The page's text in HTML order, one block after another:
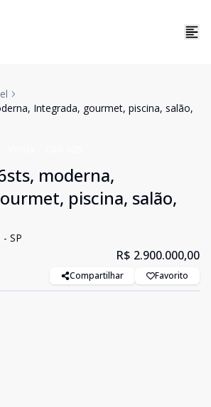
Integrada, gourmet, piscina, salão,
moderna,
piscina, salão,
SP
R$ 2.900.000,00
Compartilhar Favorito